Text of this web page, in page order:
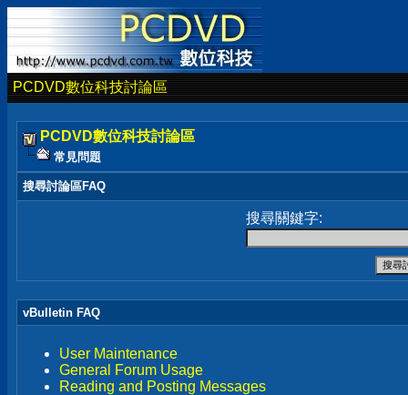
PCDVD數位科技討論區
PCDVD數位科技討論區
常見問題
搜尋討論區FAQ
搜尋關鍵字:
vBulletin FAQ
User Maintenance
General Forum Usage
Reading and Posting Messages